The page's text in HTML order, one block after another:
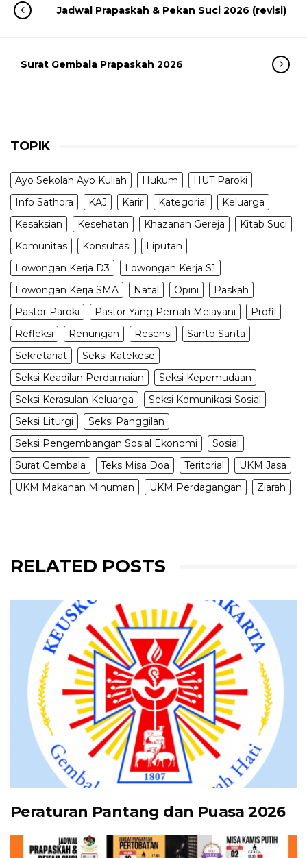
Jadwal Prapaskah & Pekan Suci 2026 (revisi)
Surat Gembala Prapaskah 2026
TOPIK
Ayo Sekolah Ayo Kuliah Hukum
HUT Paroki
Info Sathora
KAJ Karir Kategorial
Keluarga
Kesaksian
Kesehatan Khazanah Gereja
Kitab Suci
Komunitas
Konsultasi
Liputan
Lowongan Kerja D3
Lowongan Kerja S1
Lowongan Kerja SMA
Natal Opini
Paskah
Pastor Paroki
Pastor Yang Pernah Melayani
Profil
Refleksi
Renungan Resensi
Santo Santa
Sekretariat
Seksi Katekese
Seksi Keadilan Perdamaian
Seksi Kepemudaan
Seksi Kerasulan Keluarga
Seksi Komunikasi Sosial
Seksi Liturgi
Seksi Panggilan
Seksi Pengembangan Sosial Ekonomi
Sosial
Surat Gembala
Teks Misa Doa Teritorial
UKM Jasa
UKM Makanan Minuman
UKM Perdagangan Ziarah
RELATED POSTS
Peraturan Pantang dan Puasa 2026